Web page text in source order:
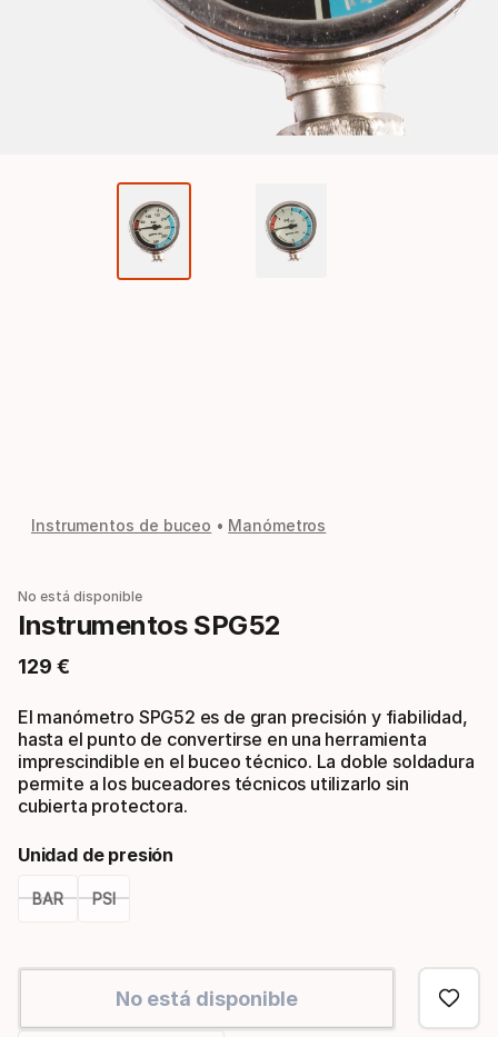
Instrumentos de buceo Manómetros
No está disponible
Instrumentos SPG52
129 €
Precio final
El manómetro SPG52 es de gran precisión y fiabilidad,
hasta el punto de convertirse en una herramienta
imprescindible en el buceo técnico. La doble soldadura
permite a los buceadores técnicos utilizarlo sin
cubierta protectora.
Unidad de presión
BAR PSI
select
No está disponible